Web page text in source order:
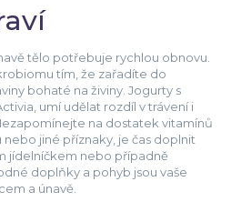
tělo potřebuje rychlou obnovu.
tím, že zařadíte do
bohaté na živiny. Jogurty s
umí udělat rozdíl v trávení i
na dostatek vitamínů
nebo jiné příznaky, je čas doplnit
jídelníčkem nebo případně
doplňky a pohyb jsou vaše
a únavě.